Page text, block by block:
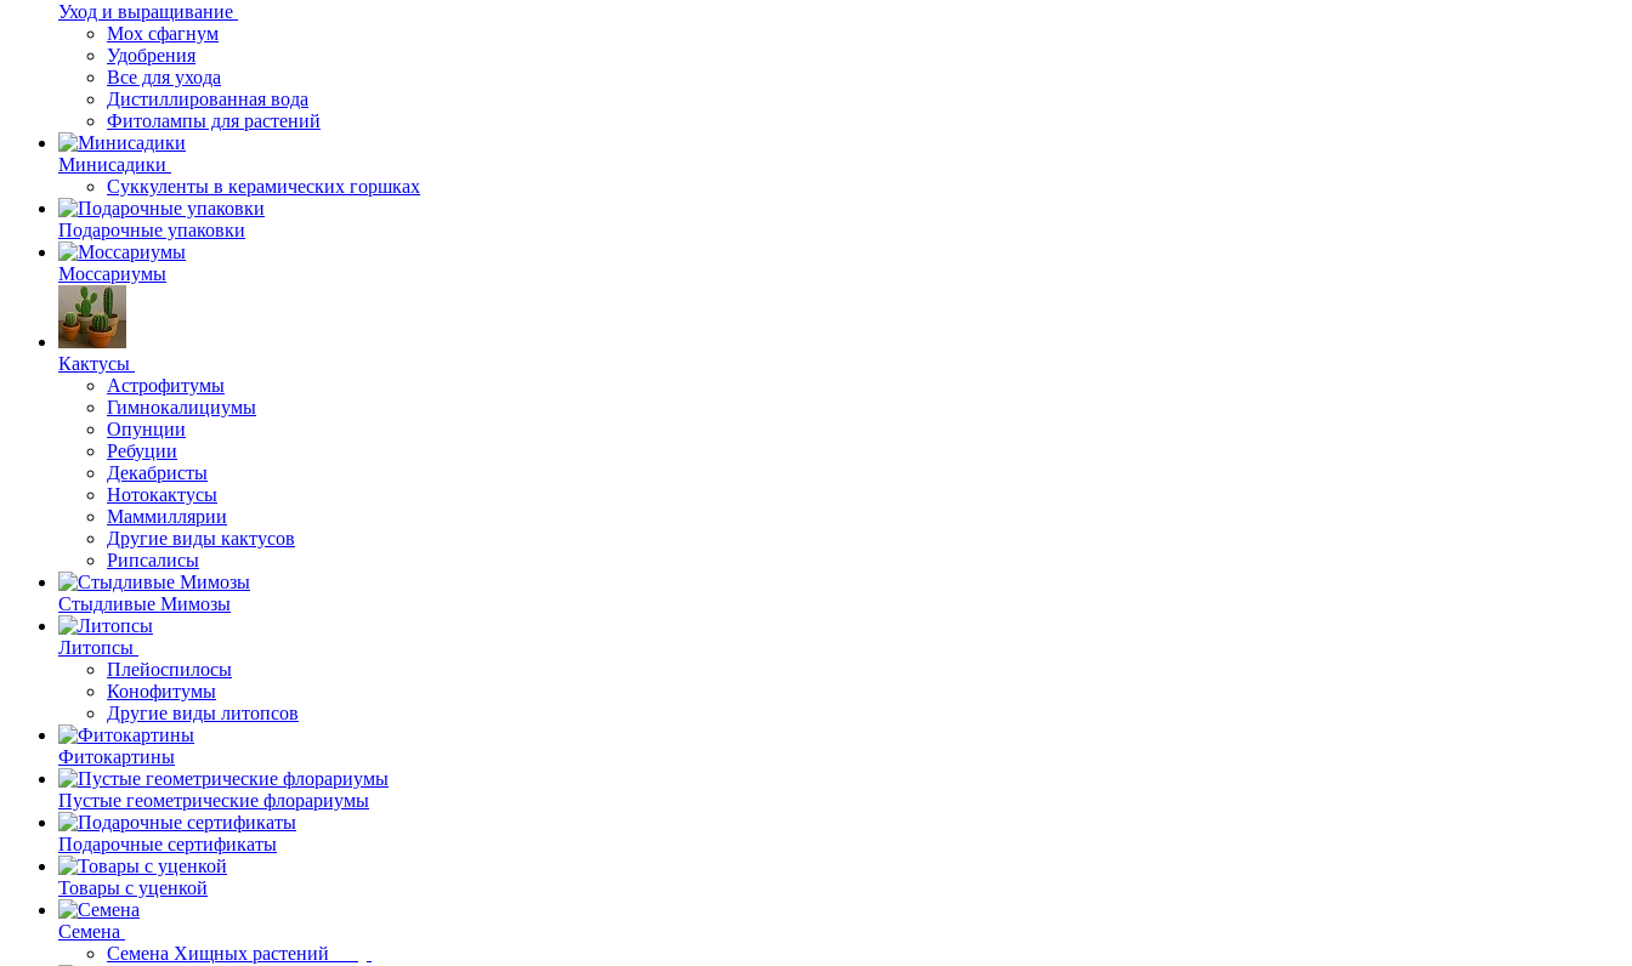
Уход и выращивание
Мох сфагнум
Удобрения
Все для ухода
Дистиллированная вода
Фитолампы для растений
Минисадики
Суккуленты в керамических горшках
Подарочные упаковки
Моссариумы
Кактусы
Астрофитумы
Гимнокалициумы
Опунции
Ребуции
Декабристы
Нотокактусы
Маммиллярии
Другие виды кактусов
Рипсалисы
Стыдливые Мимозы
Литопсы
Плейоспилосы
Конофитумы
Другие виды литопсов
Фитокартины
Пустые геометрические флорариумы
Подарочные сертификаты
Товары с уценкой
Семена
Семена Хищных растений